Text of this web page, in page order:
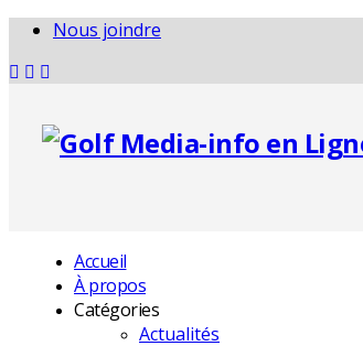
Nous joindre
Accueil
À propos
Catégories
Actualités